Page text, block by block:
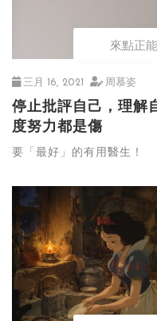
來點正
三月 16, 2021 周慕姿
停止批評自己，理解
度努力都是傷
要「最好」的有用醫生！